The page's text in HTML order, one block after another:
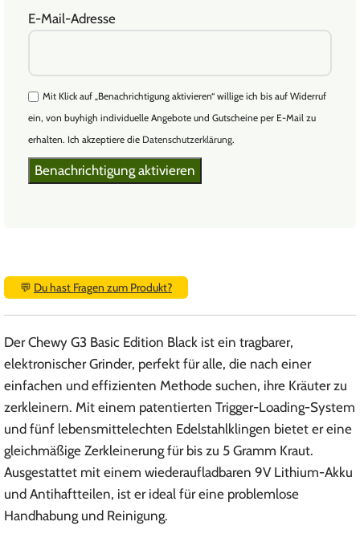
E-Mail-Adresse
Mit Klick auf „Benachrichtigung aktivieren“ willige ich bis auf Widerruf
ein, von buyhigh individuelle Angebote und Gutscheine per E-Mail zu
erhalten. Ich akzeptiere die Datenschutzerklärung.
💬 Du hast Fragen zum Produkt?
Der Chewy G3 Basic Edition Black ist ein tragbarer,
elektronischer Grinder, perfekt für alle, die nach einer
einfachen und effizienten Methode suchen, ihre Kräuter zu
zerkleinern. Mit einem patentierten Trigger-Loading-System
und fünf lebensmittelechten Edelstahlklingen bietet er eine
gleichmäßige Zerkleinerung für bis zu 5 Gramm Kraut.
Ausgestattet mit einem wiederaufladbaren 9V Lithium-Akku
und Antihaftteilen, ist er ideal für eine problemlose
Handhabung und Reinigung.